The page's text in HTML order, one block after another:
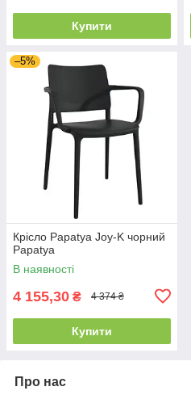
Купити
–5%
Крісло Papatya Joy-K чорний
Papatya
В наявності
4 155,30 ₴ 4 374 ₴
Купити
Про нас